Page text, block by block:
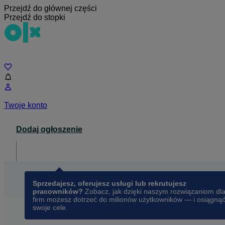
Przejdź do głównej części
Przejdź do stopki
Twoje konto
Dodaj ogłoszenie
Sprzedajesz, oferujesz usługi lub rekrutujesz
pracowników? Zobacz, jak dzięki naszym rozwiązaniom dla
firm możesz dotrzeć do milionów użytkowników — i osiągnąć
swoje cele.